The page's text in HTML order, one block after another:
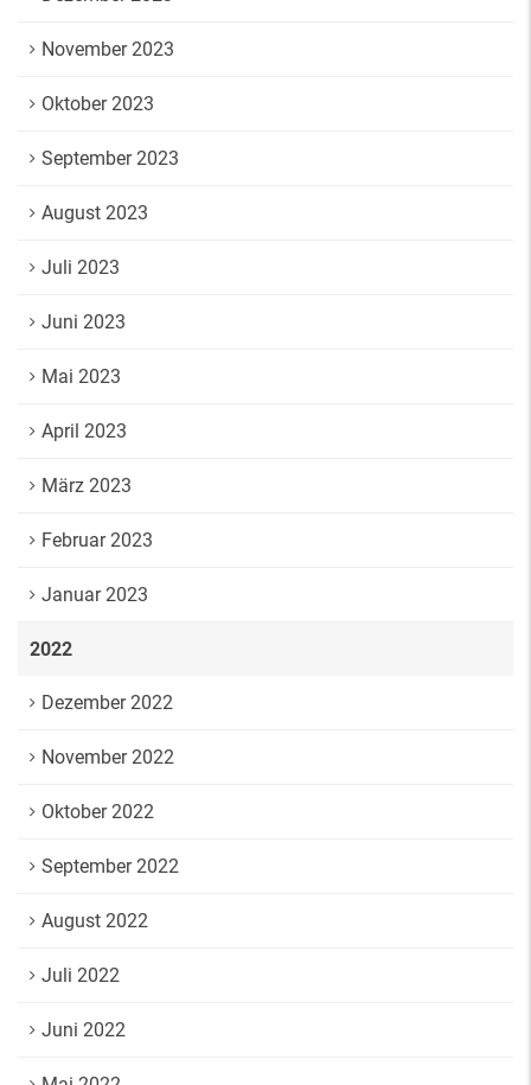
November 2023
Oktober 2023
September 2023
August 2023
Juli 2023
Juni 2023
Mai 2023
April 2023
März 2023
Februar 2023
Januar 2023
2022
Dezember 2022
November 2022
Oktober 2022
September 2022
August 2022
Juli 2022
Juni 2022